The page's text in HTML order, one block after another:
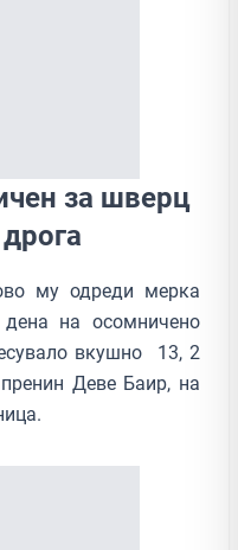
за шверц
му одреди мерка
на осомничено
вкушно 13, 2
Деве Баир, на